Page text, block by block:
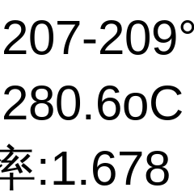
:1.678